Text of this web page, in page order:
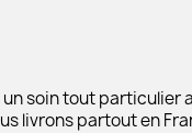
soin tout particulier
livrons partout en